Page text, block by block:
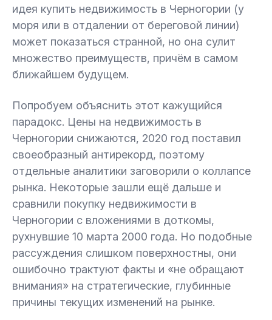
7.5. Этап №5. Официальная регистрация
идея купить недвижимость в Черногории (у
моря или в отдалении от береговой линии)
может показаться странной, но она сулит
множество преимуществ, причём в самом
ближайшем будущем.
Попробуем объяснить этот кажущийся
парадокс. Цены на недвижимость в
Черногории снижаются, 2020 год поставил
своеобразный антирекорд, поэтому
отдельные аналитики заговорили о коллапсе
рынка. Некоторые зашли ещё дальше и
сравнили покупку недвижимости в
Черногории с вложениями в доткомы,
рухнувшие 10 марта 2000 года. Но подобные
рассуждения слишком поверхностны, они
ошибочно трактуют факты и «не обращают
внимания» на стратегические, глубинные
причины текущих изменений на рынке.